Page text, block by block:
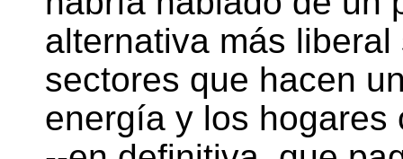
alternativa más
sectores que hacen
energía y los hogares